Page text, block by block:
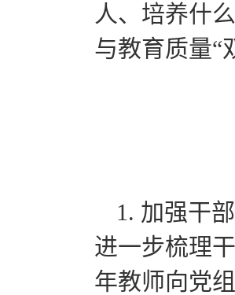
人、培养什
与教育质量“
1. 加强干
进一步梳理
年教师向党